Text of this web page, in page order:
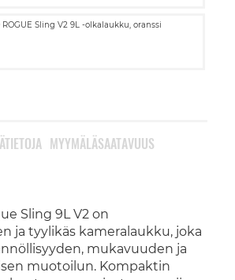
ROGUE Sling V2 9L -olkalaukku, oranssi
Sling 9L V2 on
ja tyylikäs kameralaukku, joka
mukavuuden ja
muotoilun. Kompaktin
MYYMÄLÄSAATAVUUS